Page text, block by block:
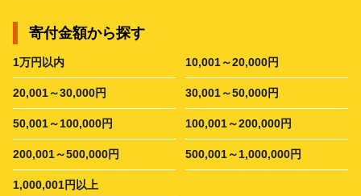
寄付金額から探す
1万円以内 10,001～20,000円
20,001～30,000円 30,001～50,000円
50,001～100,000円 100,001～200,000円
200,001～500,000円 500,001～1,000,000円
1,000,001円以上